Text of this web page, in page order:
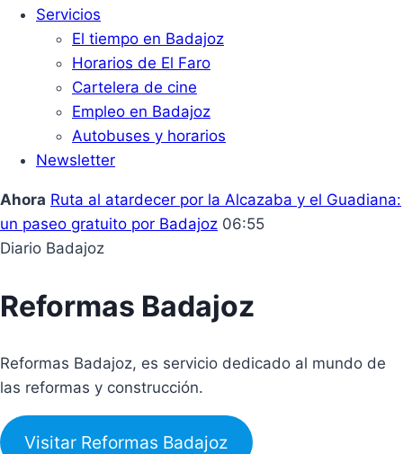
Servicios
El tiempo en Badajoz
Horarios de El Faro
Cartelera de cine
Empleo en Badajoz
Autobuses y horarios
Newsletter
Ahora Ruta al atardecer por la Alcazaba y el Guadiana:
un paseo gratuito por Badajoz 06:55
Diario Badajoz
Reformas Badajoz
Reformas Badajoz, es servicio dedicado al mundo de
las reformas y construcción.
Visitar Reformas Badajoz